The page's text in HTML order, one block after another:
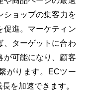
ショップの集客力を
促進。マーケティン
、ターゲットに合わ
が可能になり、顧客
がります。ECツー
を加速できます。